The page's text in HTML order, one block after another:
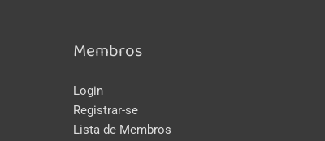
Membros
Login
Registrar-se
Lista de Membros